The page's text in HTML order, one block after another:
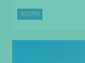
SCOPRI